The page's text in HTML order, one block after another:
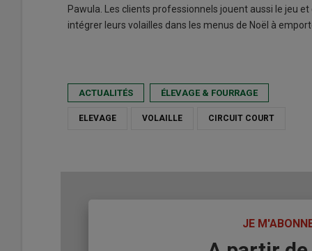
Pawula. Les clients professionnels jouent aussi le jeu
intégrer leurs volailles dans les menus de Noël à
ACTUALITÉS ÉLEVAGE & FOURRAGE
ELEVAGE VOLAILLE CIRCUIT COURT
JE